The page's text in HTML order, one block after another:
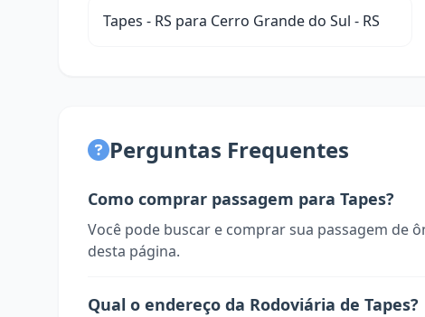
Tapes - RS para Cerro Grande do Sul - RS
Perguntas Frequentes
Como comprar passagem para Tapes?
Você pode buscar e comprar sua passagem de
desta página.
Qual o endereço da Rodoviária de Tapes?